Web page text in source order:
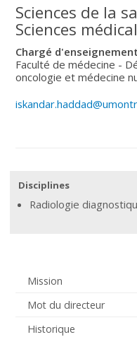
Mission
Mot du directeur
Historique
Sciences de la
Sciences
Chargé
Faculté de médecine -
oncologie et médecine
Disciplines
Radiologie